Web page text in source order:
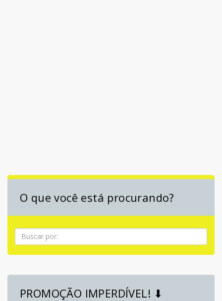
O que você está procurando?
Pesquisa
PROMOÇÃO IMPERDÍVEL! ⬇